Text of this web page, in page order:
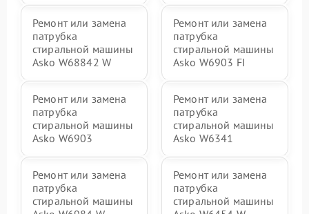
Ремонт или замена
патрубка
стиральной машины
Asko W68842 W
Ремонт или замена
патрубка
стиральной машины
Asko W6903 FI
Ремонт или замена
патрубка
стиральной машины
Asko W6903
Ремонт или замена
патрубка
стиральной машины
Asko W6341
Ремонт или замена
патрубка
стиральной машины
Ремонт или замена
патрубка
стиральной машины